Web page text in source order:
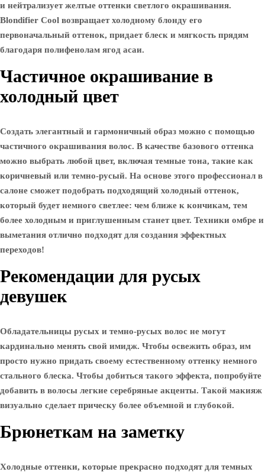
и нейтрализует желтые оттенки светлого окрашивания.
Blondifier Cool возвращает холодному блонду его
первоначальный оттенок, придает блеск и мягкость прядям
благодаря полифенолам ягод асаи.
Частичное окрашивание в
холодный цвет
Создать элегантный и гармоничный образ можно с помощью
частичного окрашивания волос. В качестве базового оттенка
можно выбрать любой цвет, включая темные тона, такие как
коричневый или темно-русый. На основе этого профессионал в
салоне сможет подобрать подходящий холодный оттенок,
который будет немного светлее: чем ближе к кончикам, тем
более холодным и приглушенным станет цвет. Техники омбре и
выметания отлично подходят для создания эффектных
переходов!
Рекомендации для русых
девушек
Обладательницы русых и темно-русых волос не могут
кардинально менять свой имидж. Чтобы освежить образ, им
просто нужно придать своему естественному оттенку немного
стального блеска. Чтобы добиться такого эффекта, попробуйте
добавить в волосы легкие серебряные акценты. Такой макияж
визуально сделает прическу более объемной и глубокой.
Брюнеткам на заметку
Холодные оттенки, которые прекрасно подходят для темных